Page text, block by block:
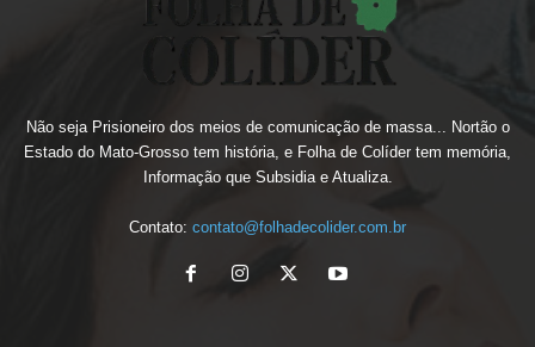
Não seja Prisioneiro dos meios de comunicação de massa... Nortão o
Estado do Mato-Grosso tem história, e Folha de Colíder tem memória,
Informação que Subsidia e Atualiza.
Contato: contato@folhadecolider.com.br